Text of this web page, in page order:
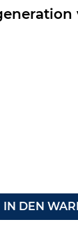
IN DEN